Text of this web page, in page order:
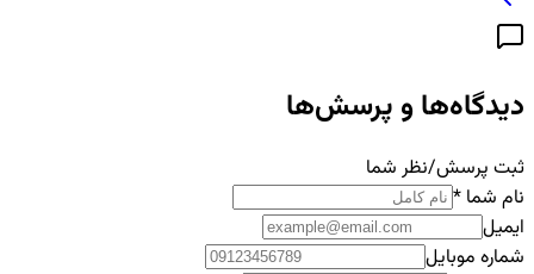
دیدگاه‌ها و پرسش‌ها
ثبت پرسش/نظر شما
نام شما *
ایمیل
شماره موبایل